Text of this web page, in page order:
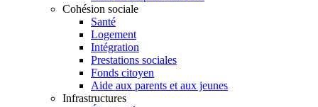
Cohésion sociale
Santé
Logement
Intégration
Prestations sociales
Fonds citoyen
Aide aux parents et aux jeunes
Infrastructures